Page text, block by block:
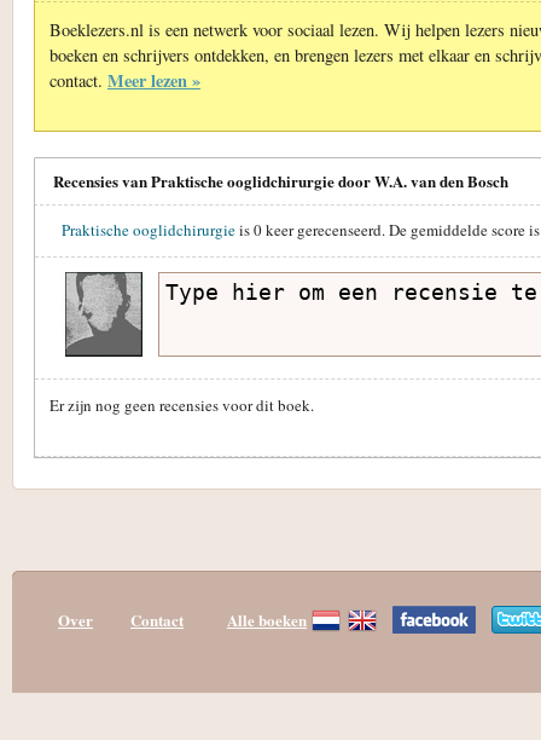
Boeklezers.nl is een netwerk voor sociaal lezen. Wij helpen lezers
boeken en schrijvers ontdekken, en brengen lezers met elkaar en
contact. Meer lezen »
Recensies van Praktische ooglidchirurgie door W.A. van den Bosch
Praktische ooglidchirurgieis0keer gerecenseerd. De gemiddelde score
Er zijn nog geen recensies voor dit boek.
Over Contact Alle boeken